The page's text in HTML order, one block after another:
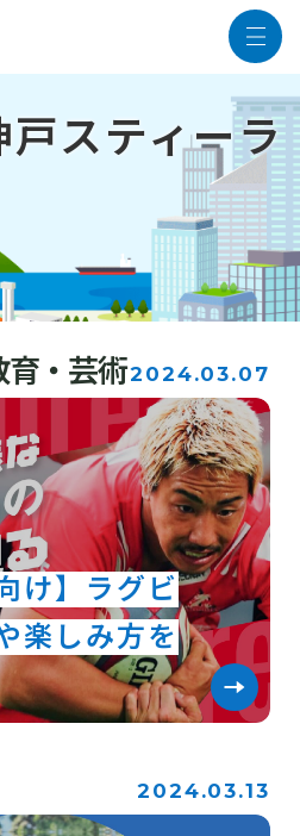
戸スティーラ
育・芸術2024.03.07
け】ラグビ
楽しみ方を
2024.03.13